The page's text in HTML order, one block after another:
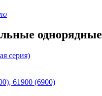
однорядные
серия)
61900 (6900)